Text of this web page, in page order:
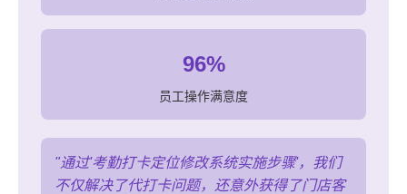
96%
员工操作满意度
"通过'考勤打卡定位修改系统实施步骤'，我们
不仅解决了代打卡问题，还意外获得了门店客